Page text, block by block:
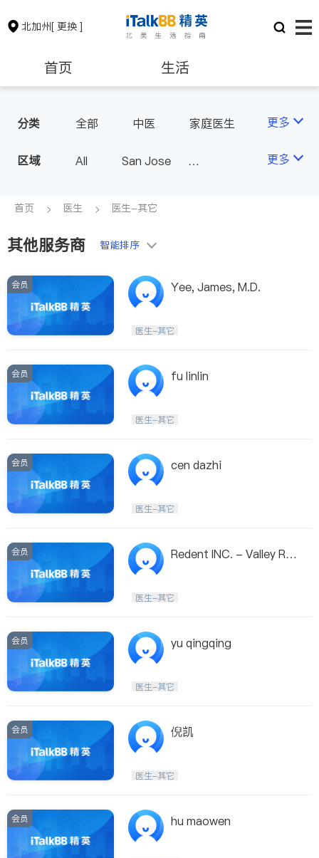
北加州[ 更换 ]
首页 生活
保险理财 房地产租售
银行贷款 会计师
建筑装修
非盈利组织
分类 全部 中医
家庭医生
眼科
妇科
儿科
心脏科
足科
肠胃肝脏科
泌尿科
风湿病
脊椎神经科
医生-其它
骨科
更多
区域 All
San Jose
Fremont & Oakland
更多
首页 医生 医生-其它
其他服务商 智能排序
会员 Yee, James, M.D.
医生-其它
会员 fu linlin
医生-其它
会员 cen dazhi
医生-其它
会员
Redent INC. - Valley Re
医生-其它
会员 yu qingqing
医生-其它
会员 倪凯
医生-其它
会员 hu maowen